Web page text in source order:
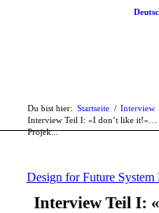
Du bist hier: Startseite / Interview
Interview Teil I: «I don’t like it!»…
Projek...
Design for Future System
Interview Teil I: